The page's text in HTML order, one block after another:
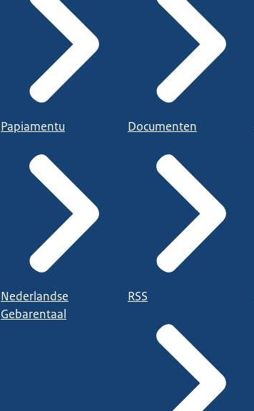
Papiamentu
Nederlandse
Gebarentaal
Documenten
RSS